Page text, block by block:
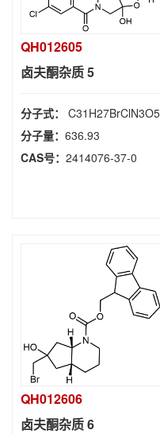
QH012605
卤夫酮杂质 5
分子式： C31H27BrClN3O5
分子量： 636.93
CAS号： 2414076-37-0
QH012606
卤夫酮杂质 6